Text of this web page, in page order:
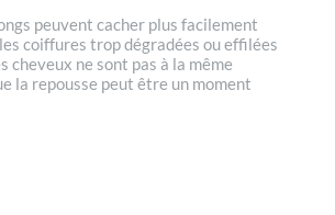
peuvent cacher plus facilement
coiffures trop dégradées ou effilées
cheveux ne sont pas à la même
la repousse peut être un moment